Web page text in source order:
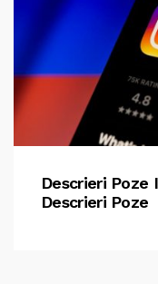
Descrieri Poze
Descrieri Poze